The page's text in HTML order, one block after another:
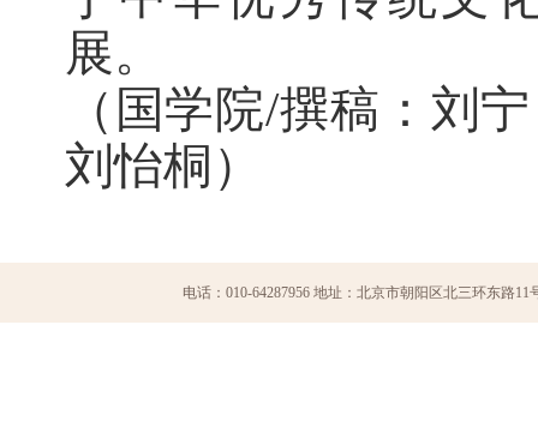
展。
（国学院/撰稿：刘
刘怡桐）
电话：010-64287956 地址：北京市朝阳区北三环东路11